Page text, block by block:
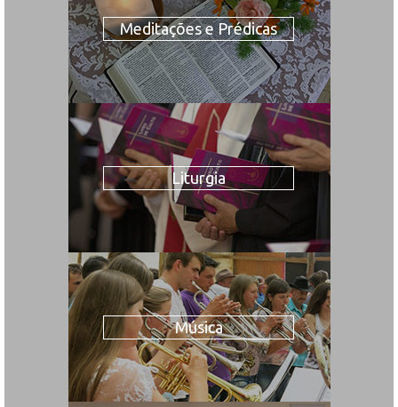
Meditações e Prédicas
Liturgia
Música